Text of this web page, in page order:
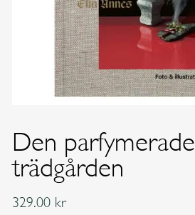
Den parfymerade
trädgården
329.00 kr